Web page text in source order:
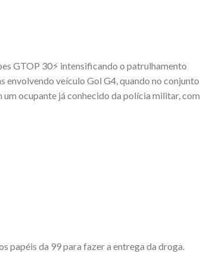
GTOP 30⚡ intensificando o patrulhamento
envolvendo veículo Gol G4, quando no conjunto
ocupante já conhecido da polícia militar, com
papéis da 99 para fazer a entrega da droga.